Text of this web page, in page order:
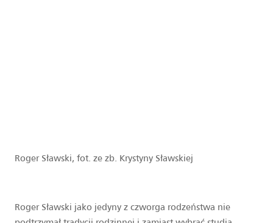
Roger Sławski, fot. ze zb. Krystyny Sławskiej
Roger Sławski jako jedyny z czworga rodzeństwa nie